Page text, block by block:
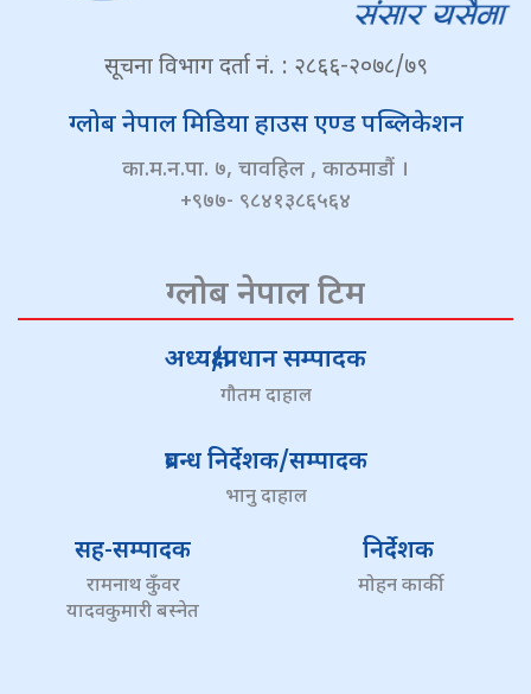
सूचना विभाग दर्ता नं. : २८६६-२०७८/७९
ग्लोब नेपाल मिडिया हाउस एण्ड पब्लिकेशन
का.म.न.पा. ७, चावहिल , काठमाडौं ।
+९७७- ९८४१३८६५६४
ग्लोब नेपाल टिम
अध्यक्ष/प्रधान सम्पादक
गौतम दाहाल
प्रबन्ध निर्देशक/सम्पादक
भानु दाहाल
सह-सम्पादक
रामनाथ कुँवर
यादवकुमारी बस्नेत
निर्देशक
मोहन कार्की